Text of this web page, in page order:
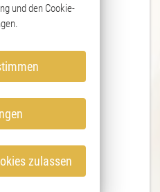
und den Cookie-
.
zulassen